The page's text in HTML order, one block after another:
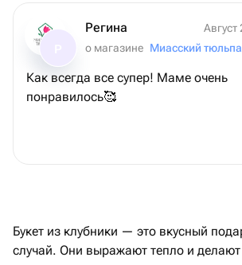
Регина
о магазине Миасский
Как всегда все супер! Маме очень
понравилось🥰
Букет из клубники — это вкусный
случай. Они выражают тепло и